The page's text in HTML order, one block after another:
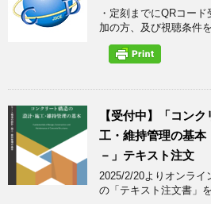
・定刻までにQRコー
加の方、及び視聴条件
【受付中】「コン
工・維持管理の基本
－」テキスト注文
2025/2/20よりオンラ
の「テキスト注文書」を